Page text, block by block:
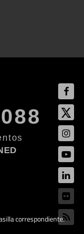
correspondiente.